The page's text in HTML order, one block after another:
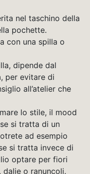
nel taschino della
pochette.
con una spilla o
dipende dal
per evitare di
all’atelier che
lo stile, il mood
si tratta di un
ad esempio
si tratta invece di
optare per fiori
dalie o ranuncoli.